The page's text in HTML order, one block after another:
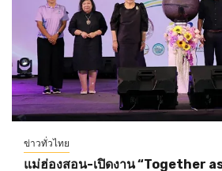
ข่าวทั่วไทย
แม่ฮ่องสอน-เปิดงาน “Together